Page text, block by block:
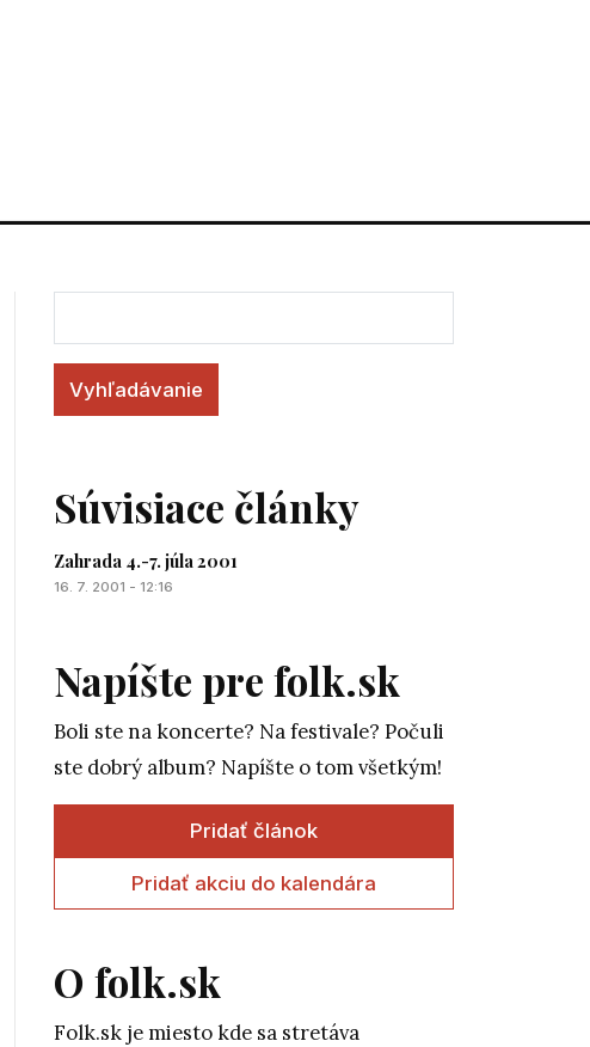
Súvisiace články
Zahrada 4.-7. júla 2001
16. 7. 2001 - 12:16
Napíšte pre folk.sk
Boli ste na koncerte? Na festivale? Počuli
ste dobrý album? Napíšte o tom všetkým!
Pridať článok
Pridať akciu do kalendára
O folk.sk
Folk.sk je miesto kde sa stretáva